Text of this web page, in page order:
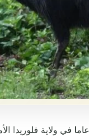
قُتل رجل يبلغ من العمر 75 عاما في